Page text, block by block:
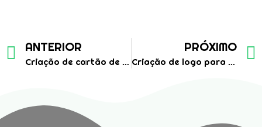
ANTERIOR
Criação de cartão de visita para restaurante de batata recheada
PRÓXIMO
Criação de logo para loja de lingerie